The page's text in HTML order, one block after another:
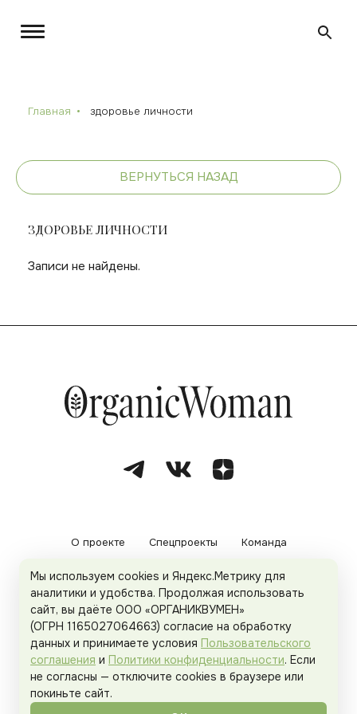
Главная здоровье личности
ВЕРНУТЬСЯ НАЗАД
ЗДОРОВЬЕ ЛИЧНОСТИ
Записи не найдены.
О проекте Спецпроекты Команда
Рекламодателям Политика конфиденциальности
Пользовательское соглашение
Organicwoman.ru . Все права защищены.
Мы используем cookies и Яндекс.Метрику для
аналитики и удобства. Продолжая использовать
сайт, вы даёте ООО «ОРГАНИКВУМЕН»
(ОГРН 1165027064663) согласие на обработку
данных и принимаете условия Пользовательского
соглашения и Политики конфиденциальности. Если
не согласны — отключите cookies в браузере или
покиньте сайт.